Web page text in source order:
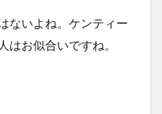
ないよね。ケンティー
はお似合いですね。